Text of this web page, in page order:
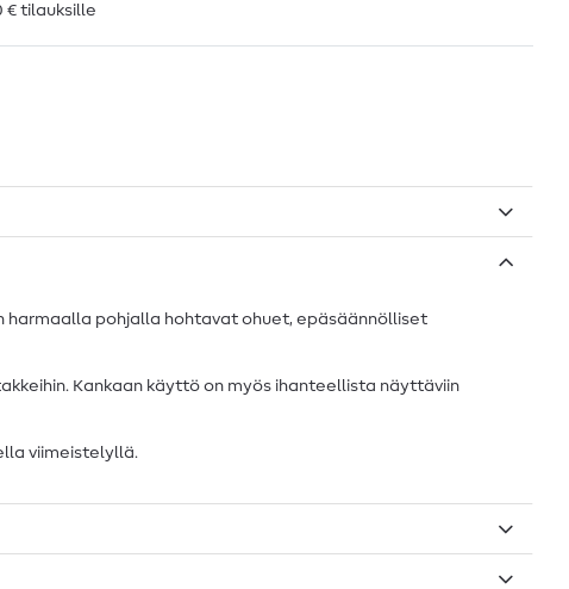
€ tilauksille
harmaalla pohjalla hohtavat ohuet, epäsäännölliset
Kankaan käyttö on myös ihanteellista näyttäviin
viimeistelyllä.